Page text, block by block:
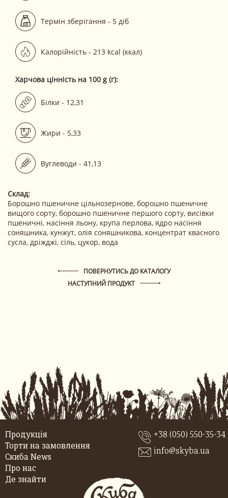
Термін зберігання - 5 діб
Калорійність - 213 kcal (ккал)
Харчова цінність на 100 g (г):
Білки - 12,31
Жири - 5,33
Вуглеводи - 41,13
Склад:
Борошно пшеничне цільнозернове, борошно пшеничне
вищого сорту, борошно пшеничне першого сорту, висівки
пшеничні, насіння льону, крупа перлова, ядро насіння
соняшника, кунжут, олія соняшникова, концентрат квасного
сусла, дріжджі, сіль, цукор, вода
ПОВЕРНУТИСЬ ДО КАТАЛОГУ
НАСТУПНИЙ ПРОДУКТ
Продукція
Торти на замовлення
Скиба News
Про нас
Де знайти
+38 (050) 550-35-34
info@skyba.ua